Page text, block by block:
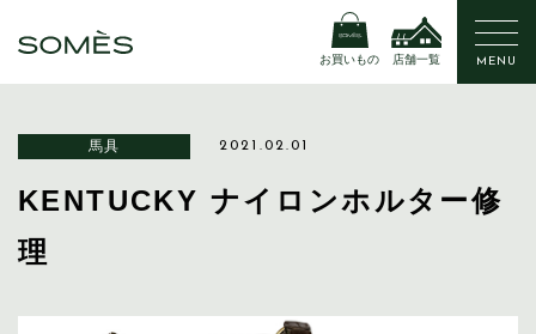
お買いもの 店舗一覧 MENU
馬具 2021.02.01
KENTUCKY ナイロンホルター修
理